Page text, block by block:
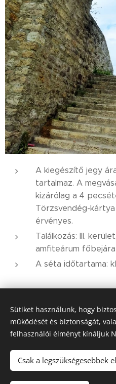
A kiegészítő jegy
tartalmaz. A
kizárólag a 4
Törzsvendég-
érvényes.
Találkozás: III.
amfiteárum
A séta időtartama:
1 725Ft
.
©Korzózz Velünk
Sütiket használunk, hogy
működését és biztonságát,
felhasználói élményt kínáljuk
Csak a legszükségesebbek